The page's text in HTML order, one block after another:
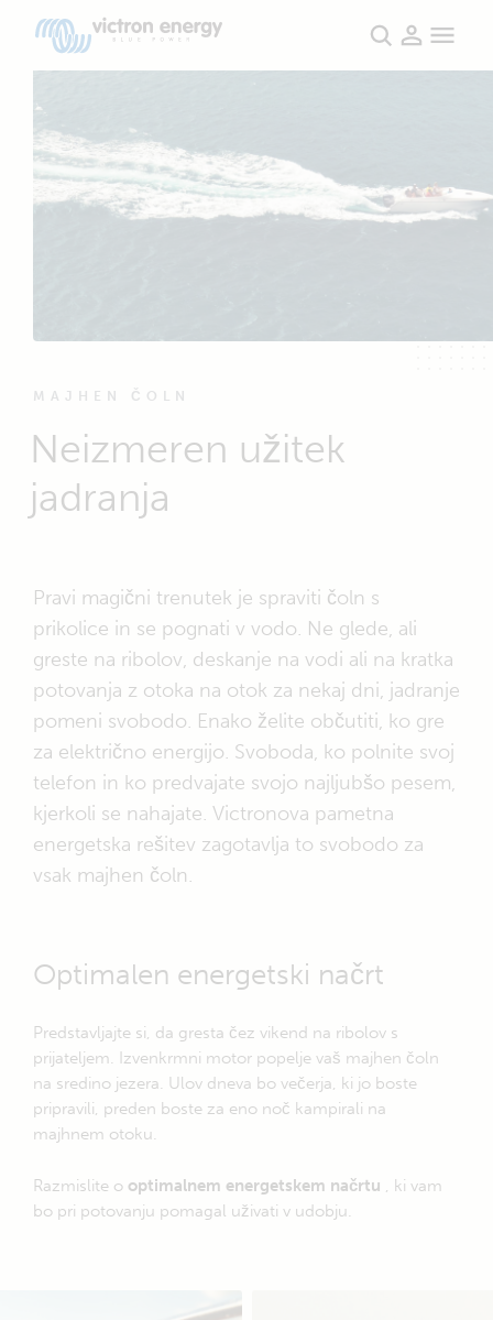
MAJHEN ČOLN
Neizmeren užitek
jadranja
Pravi magični trenutek je spraviti čoln s
prikolice in se pognati v vodo. Ne glede, ali
greste na ribolov, deskanje na vodi ali na kratka
potovanja z otoka na otok za nekaj dni, jadranje
pomeni svobodo. Enako želite občutiti, ko gre
za električno energijo. Svoboda, ko polnite svoj
telefon in ko predvajate svojo najljubšo pesem,
kjerkoli se nahajate. Victronova pametna
energetska rešitev zagotavlja to svobodo za
vsak majhen čoln.
Optimalen energetski načrt
Predstavljajte si, da gresta čez vikend na ribolov s
prijateljem. Izvenkrmni motor popelje vaš majhen čoln
na sredino jezera. Ulov dneva bo večerja, ki jo boste
pripravili, preden boste za eno noč kampirali na
majhnem otoku.
Razmislite o optimalnem energetskem načrtu , ki vam
bo pri potovanju pomagal uživati v udobju.